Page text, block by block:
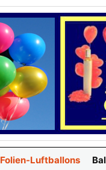
Folien-Luftballons